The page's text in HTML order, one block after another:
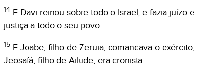
14 E Davi reinou sobre todo o Israel; e fazia juízo e
justiça a todo o seu povo.
15 E Joabe, filho de Zeruia, comandava o exército;
Jeosafá, filho de Ailude, era cronista.